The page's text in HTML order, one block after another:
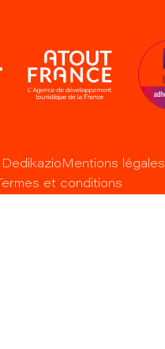
DedikazioMentions légales
et conditions